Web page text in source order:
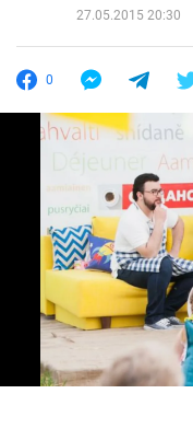
27.05.2015 20:30
0